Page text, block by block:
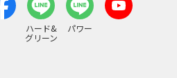
ハード&
グリーン
パワー